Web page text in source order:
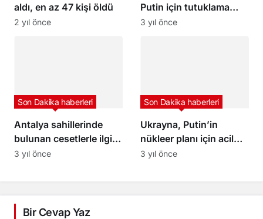
aldı, en az 47 kişi öldü
2 yıl önce
Putin için tutuklama
kararı çıkardı
3 yıl önce
Antalya sahillerinde
bulunan cesetlerle ilgili
valilik açıklama yaptı
Son Dakika haberleri
3 yıl önce
Ukrayna, Putin’in
nükleer planı için acil
BM toplantısı talep etti
Son Dakika haberleri
3 yıl önce
Bir Cevap Yaz